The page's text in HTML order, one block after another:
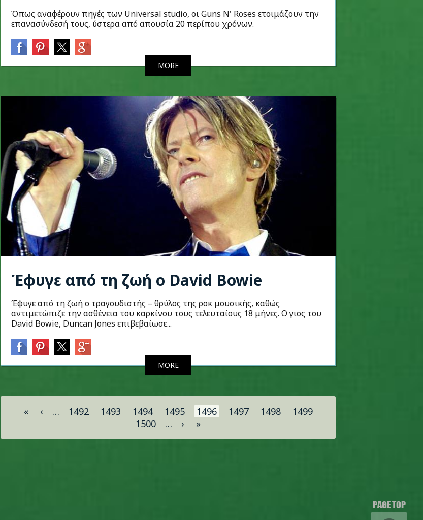
Όπως αναφέρουν πηγές των Universal studio, οι Guns N' Roses ετοιμάζουν την
επανασύνδεσή τους, ύστερα από απουσία 20 περίπου χρόνων.
MORE
Έφυγε από τη ζωή ο David Bowie
Έφυγε από τη ζωή ο τραγουδιστής – θρύλος της ροκ μουσικής, καθώς
αντιμετώπιζε την ασθένεια του καρκίνου τους τελευταίους 18 μήνες. Ο γιος του
David Bowie, Duncan Jones επιβεβαίωσε...
MORE
Σελίδες
« ‹ … 1492 1493 1494 1495 1496 1497 1498
1499
1500
… › »
PAGE TOP